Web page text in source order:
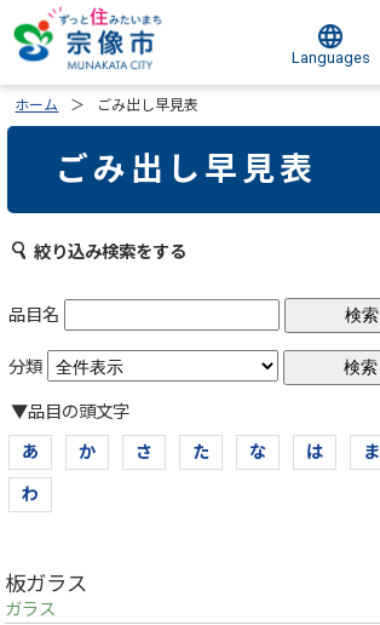
Languages
ホーム ごみ出し早見表
ごみ出し早見表
絞り込み検索をする
品目名
分類
▼品目の頭文字
あ
か さ た な は ま
わ
板ガラス
ガラス